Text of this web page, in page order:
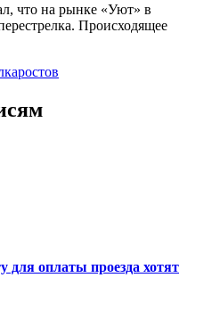
что на рынке «Уют» в
Происходящее
ростов
для оплаты проезда хотят